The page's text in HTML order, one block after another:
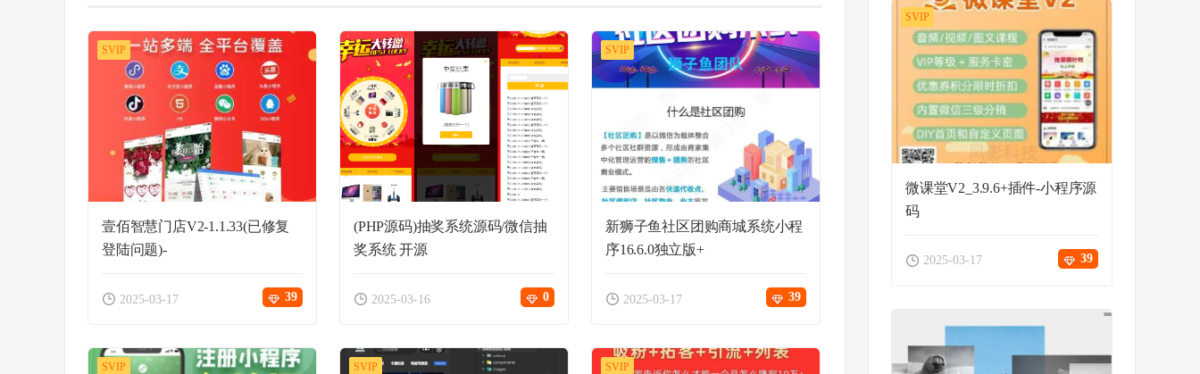
SVIP
壹佰智慧门店V2-1.1.33(已修复
登陆问题)-
2025-03-17 39
(PHP源码)抽奖系统源码/微信抽
奖系统 开源
2025-03-16 0
SVIP
新狮子鱼社区团购商城系统小程
序16.6.0独立版+
2025-03-17 39
SVIP SVIP SVIP
SVIP
微课堂V2_3.9.6+插件-小程序源
码
2025-03-17 39